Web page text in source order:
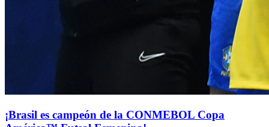
¡Brasil es campeón de la CONMEBOL Copa